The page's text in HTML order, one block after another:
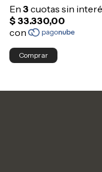
Comprar